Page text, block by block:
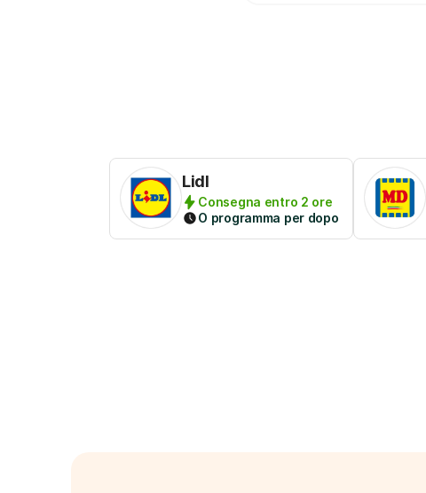
Lidl
Consegna entro 2 ore
O programma per dopo